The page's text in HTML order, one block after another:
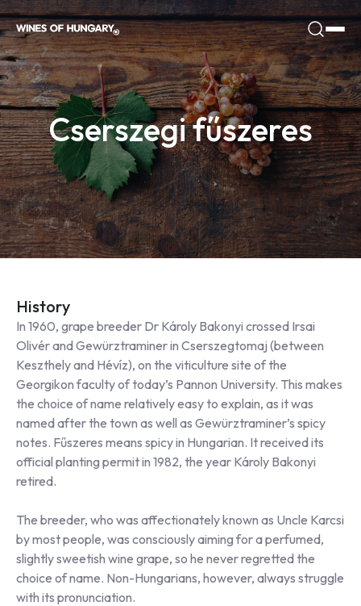
Cserszegi fűszeres
History
In 1960, grape breeder Dr Károly Bakonyi crossed Irsai
Olivér and Gewürztraminer in Cserszegtomaj (between
Keszthely and Hévíz), on the viticulture site of the
Georgikon faculty of today’s Pannon University. This makes
the choice of name relatively easy to explain, as it was
named after the town as well as Gewürztraminer’s spicy
notes. Fűszeres means spicy in Hungarian. It received its
official planting permit in 1982, the year Károly Bakonyi
retired.
The breeder, who was affectionately known as Uncle Karcsi
by most people, was consciously aiming for a perfumed,
slightly sweetish wine grape, so he never regretted the
choice of name. Non-Hungarians, however, always struggle
with its pronunciation.